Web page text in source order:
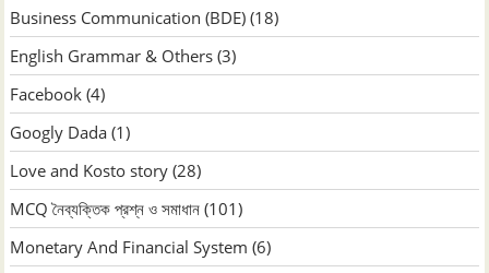
Business Communication (BDE) (18)
English Grammar & Others (3)
Facebook (4)
Googly Dada (1)
Love and Kosto story (28)
MCQ নৈব্যক্তিক প্রশ্ন ও সমাধান (101)
Monetary And Financial System (6)